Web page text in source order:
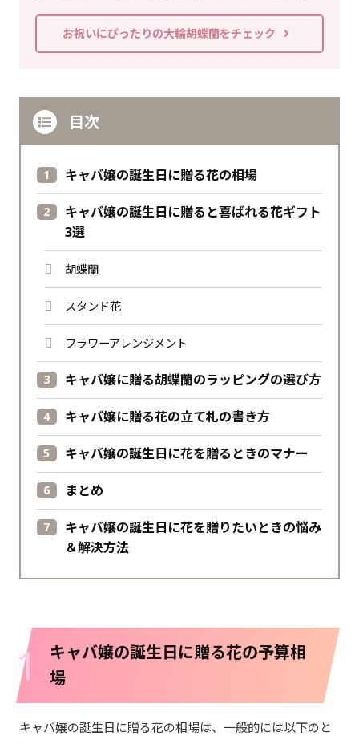
お祝いにぴったりの大輪胡蝶蘭をチェック
目次
キャバ嬢の誕生日に贈る花の相場
キャバ嬢の誕生日に贈ると喜ばれる花ギフト
3選
胡蝶蘭
スタンド花
フラワーアレンジメント
キャバ嬢に贈る胡蝶蘭のラッピングの選び方
キャバ嬢に贈る花の立て札の書き方
キャバ嬢の誕生日に花を贈るときのマナー
まとめ
キャバ嬢の誕生日に花を贈りたいときの悩み
＆解決方法
1
キャバ嬢の誕生日に贈る花の予算相
場
キャバ嬢の誕生日に贈る花の相場は、一般的には以下のと